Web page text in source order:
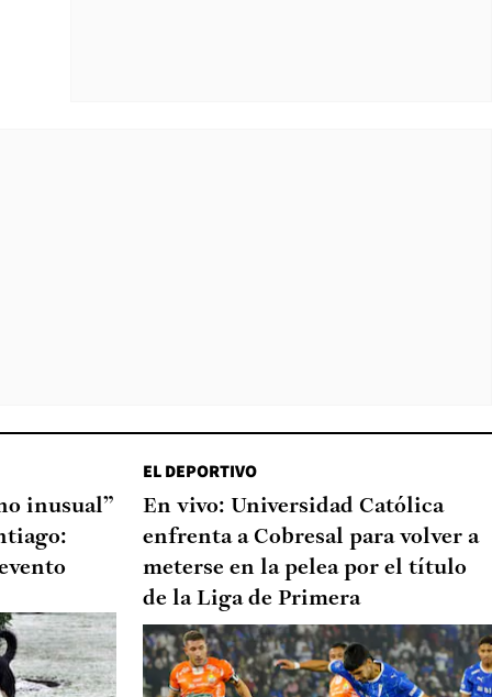
inusual”
EL DEPORTIVO
En vivo: Universidad Católica
enfrenta a Cobresal para volver a
meterse en la pelea por el título
de la Liga de Primera